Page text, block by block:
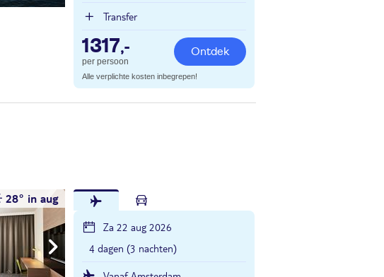
Transfer
1317,-
per persoon
Ontdek
Alle verplichte kosten inbegrepen!
28° in aug
Za 22 aug 2026
4 dagen (3 nachten)